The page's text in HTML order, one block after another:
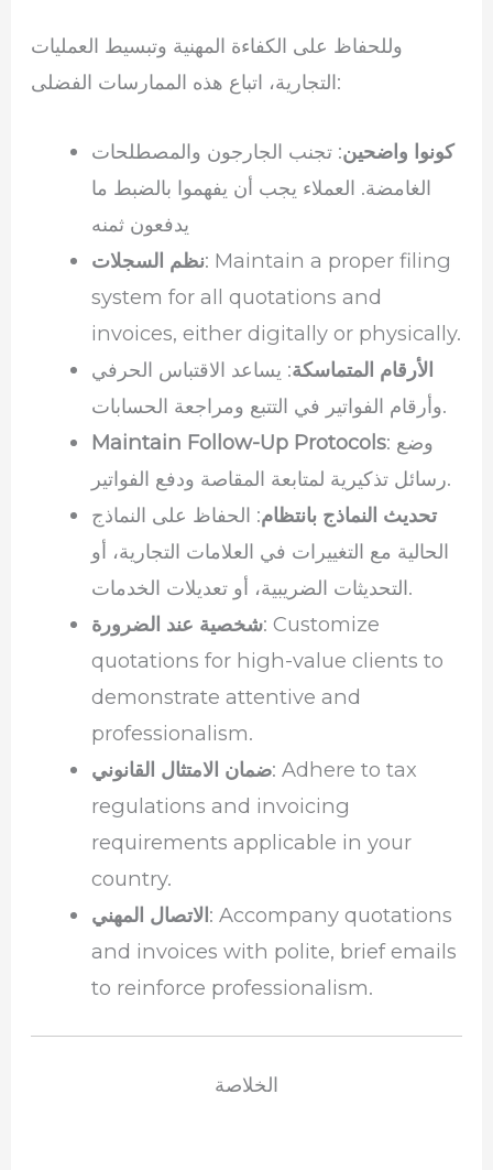
وللحفاظ على الكفاءة المهنية وتبسيط العمليات
التجارية، اتباع هذه الممارسات الفضلى:
كونوا واضحين: تجنب الجارجون والمصطلحات
الغامضة. العملاء يجب أن يفهموا بالضبط ما
يدفعون ثمنه
نظم السجلات: Maintain a proper filing
system for all quotations and
invoices, either digitally or physically.
الأرقام المتماسكة: يساعد الاقتباس الحرفي
وأرقام الفواتير في التتبع ومراجعة الحسابات.
Maintain Follow-Up Protocols: وضع
رسائل تذكيرية لمتابعة المقاصة ودفع الفواتير.
تحديث النماذج بانتظام: الحفاظ على النماذج
الحالية مع التغييرات في العلامات التجارية، أو
التحديثات الضريبية، أو تعديلات الخدمات.
شخصية عند الضرورة: Customize
quotations for high-value clients to
demonstrate attentive and
professionalism.
ضمان الامتثال القانوني: Adhere to tax
regulations and invoicing
requirements applicable in your
country.
الاتصال المهني: Accompany quotations
and invoices with polite, brief emails
to reinforce professionalism.
الخلاصة